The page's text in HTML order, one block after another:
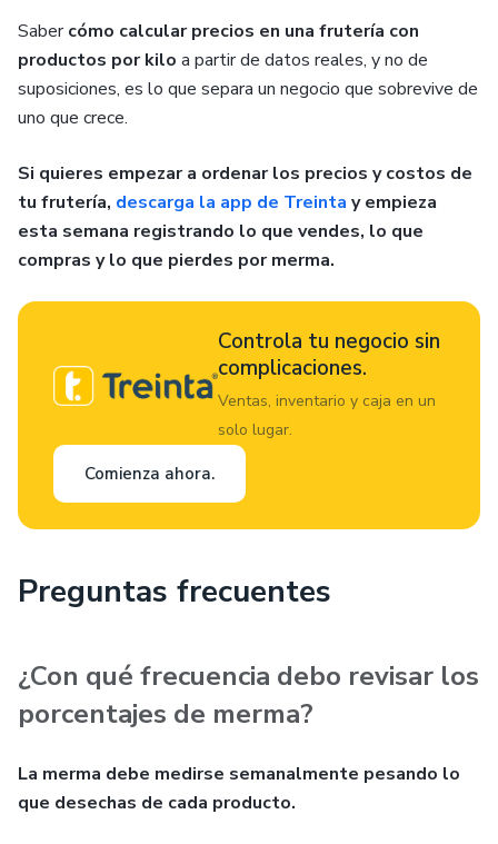
Sabercómo calcular precios en una frutería con
productos por kilo a partir de datos reales, y no de
suposiciones, es lo que separa un negocio que sobrevive de
uno que crece.
Si quieres empezar a ordenar los precios y costos de
tu frutería, descarga la app de Treinta y empieza
esta semana registrando lo que vendes, lo que
compras y lo que pierdes por merma.
Controla tu negocio sin
complicaciones.
Ventas, inventario y caja en un
solo lugar.
Comienza ahora.
Preguntas frecuentes
¿Con qué frecuencia debo revisar los
porcentajes de merma?
La merma debe medirse semanalmente pesando lo
que desechas de cada producto.